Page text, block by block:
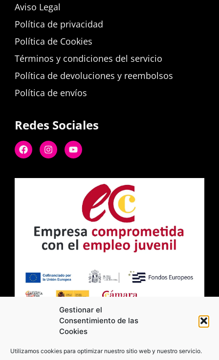
Gestionar el
Consentimiento de las
Cookies
Utilizamos cookies para optimizar nuestro sitio web y nuestro servicio.
Aviso Legal
Política de privacidad
Política de Cookies
Términos y condiciones del servicio
Política de devoluciones y reembolsos
Política de envíos
Redes Sociales
2026 Moviltick technologies. Todos los